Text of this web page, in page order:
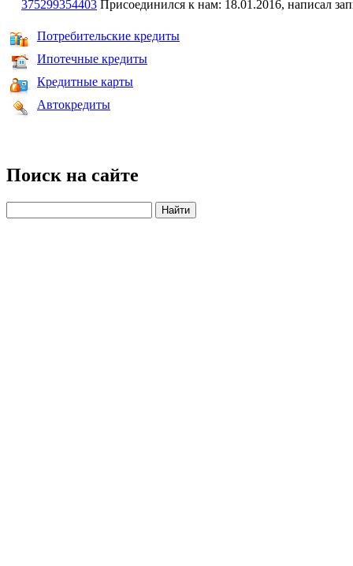
375299354403 Присоединился к нам: 18.01.2016, написал
Потребительские кредиты
Ипотечные кредиты
Кредитные карты
Автокредиты
Поиск на сайте